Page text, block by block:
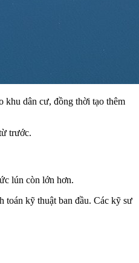
khu dân cư, đồng thời tạo thêm
trước.
lún còn lớn hơn.
toán kỹ thuật ban đầu. Các kỹ sư